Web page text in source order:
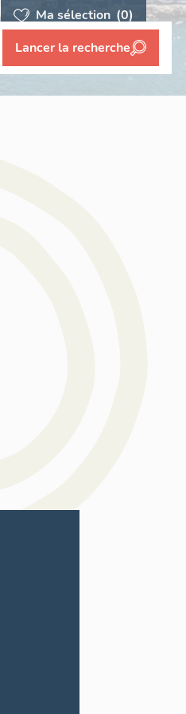
Ma sélection (0)
Lancer la recherche